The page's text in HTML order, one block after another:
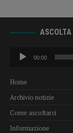
Audio
Player
00:00
Home
Archivio notizie
Come ascoltarci
Informazione